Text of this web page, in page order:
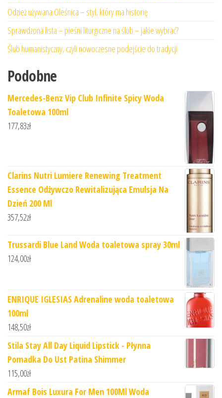
Odzież używana Oleśnica – styl, który ma historię
Sprawdzona lista – pieśni liturgiczne na ślub – jakie wybrać?
Ślub humanistyczny, czyli nowoczesne podejście do tradycji
Podobne
Mercedes-Benz Vip Club Infinite Spicy Woda
Toaletowa 100ml
177,83zł
Clarins Nutri Lumiere Renewing Treatment
Essence Odżywczo Rewitalizująca Emulsja Na
Dzień 200 Ml
357,52zł
Trussardi Blue Land Woda toaletowa spray 30ml
124,00zł
ENRIQUE IGLESIAS Adrenaline woda toaletowa
100ml
148,50zł
Stila Stay All Day Liquid Lipstick - Płynna
Pomadka Do Ust Patina Shimmer
115,00zł
Armaf Bois Luxura For Men 100Ml Woda